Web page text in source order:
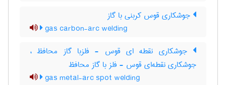
جوشکاری قوس کربنی با گاز
gas carbon-arc welding
جوشکاری نقطه ای قوس - فلزبا گاز محافظ ،
جوشکاری نقطه‌ای قوس - فلز با گاز محافظ
gas metal-arc spot welding